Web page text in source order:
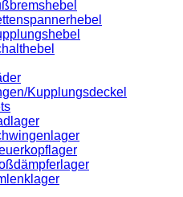
Kupplungsdeckel